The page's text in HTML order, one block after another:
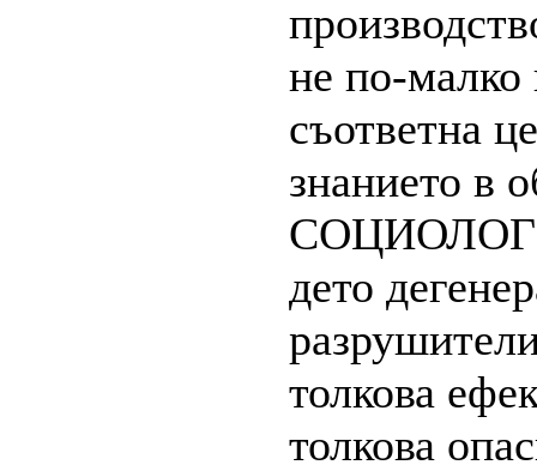
не по-малко
съответна
знанието в
дето
толкова
толкова